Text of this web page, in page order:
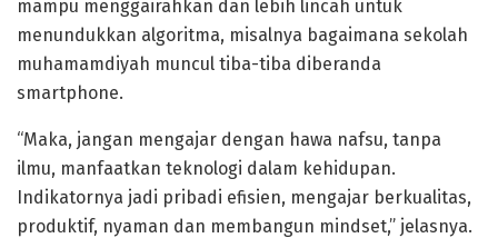
mampu menggairahkan dan lebih lincah untuk
menundukkan algoritma, misalnya bagaimana sekolah
muhamamdiyah muncul tiba-tiba diberanda
smartphone.
“Maka, jangan mengajar dengan hawa nafsu, tanpa
ilmu, manfaatkan teknologi dalam kehidupan.
Indikatornya jadi pribadi efisien, mengajar berkualitas,
produktif, nyaman dan membangun mindset,” jelasnya.